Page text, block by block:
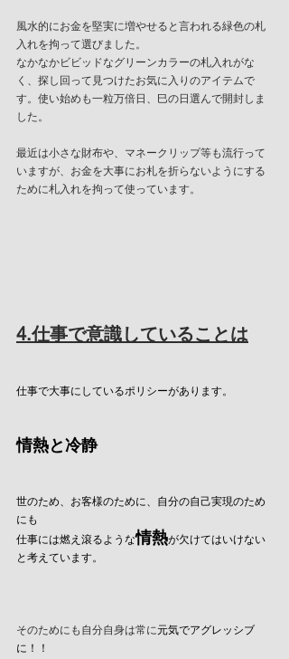
風水的にお金を堅実に増やせると言われる緑色の札
入れを拘って選びました。
なかなかビビッドなグリーンカラーの札入れがな
く、探し回って見つけたお気に入りのアイテムで
す。使い始めも一粒万倍日、巳の日選んで開封しま
した。
最近は小さな財布や、マネークリップ等も流行って
いますが、お金を大事にお札を折らないようにする
ために札入れを拘って使っています。
4.仕事で意識していることは
仕事で大事にしているポリシーがあります。
情熱と冷静
世のため、お客様のために、自分の自己実現のため
にも
仕事には燃え滾るような情熱が欠けてはいけない
と考えています。
そのためにも自分自身は常に元気でアグレッシブ
に！！